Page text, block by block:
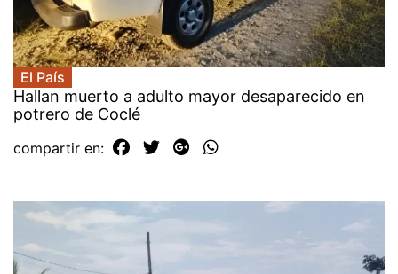
El País
Hallan muerto a adulto mayor desaparecido en
potrero de Coclé
compartir en: